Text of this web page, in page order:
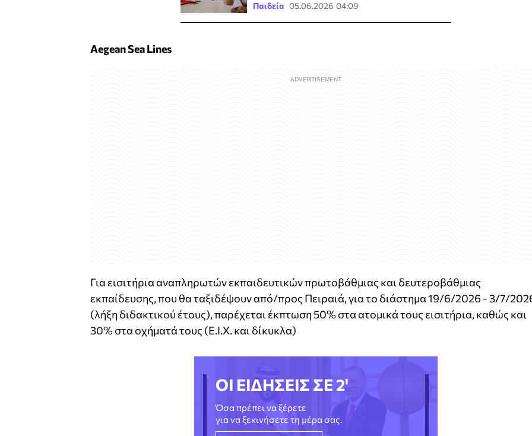
Παιδεία 05.06.2026 04:09
Aegean Sea Lines
Για εισιτήρια αναπληρωτών εκπαιδευτικών πρωτοβάθμιας και δευτεροβάθμιας
εκπαίδευσης, που θα ταξιδέψουν από/προς Πειραιά, για το διάστημα 19/6/2026 - 3/7/
(λήξη διδακτικού έτους), παρέχεται έκπτωση 50% στα ατομικά τους εισιτήρια, καθώς και
30% στα οχήματά τους (Ε.Ι.Χ. και δίκυκλα)
ΟΙ ΕΙΔΗΣΕΙΣ ΣΕ 2'
Όσα πρέπει να ξέρετε
για να ξεκινήσετε τη μέρα σας.